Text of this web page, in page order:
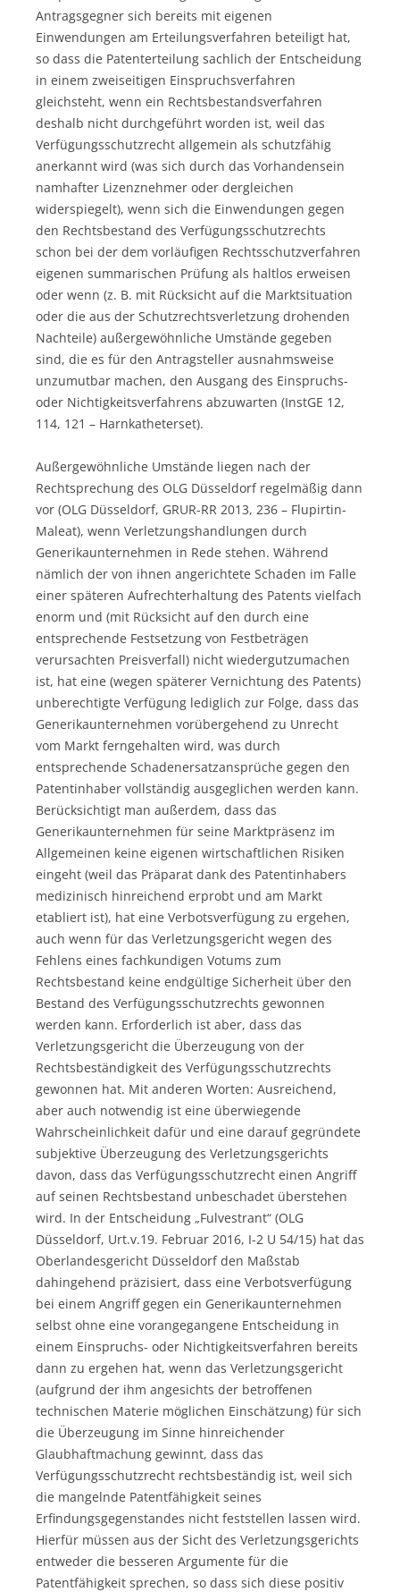
Antragsgegner sich bereits mit eigenen
Einwendungen am Erteilungsverfahren beteiligt hat,
so dass die Patenterteilung sachlich der Entscheidung
in einem zweiseitigen Einspruchsverfahren
gleichsteht, wenn ein Rechtsbestandsverfahren
deshalb nicht durchgeführt worden ist, weil das
Verfügungsschutzrecht allgemein als schutzfähig
anerkannt wird (was sich durch das Vorhandensein
namhafter Lizenznehmer oder dergleichen
widerspiegelt), wenn sich die Einwendungen gegen
den Rechtsbestand des Verfügungsschutzrechts
schon bei der dem vorläufigen Rechtsschutzverfahren
eigenen summarischen Prüfung als haltlos erweisen
oder wenn (z. B. mit Rücksicht auf die Marktsituation
oder die aus der Schutzrechtsverletzung drohenden
Nachteile) außergewöhnliche Umstände gegeben
sind, die es für den Antragsteller ausnahmsweise
unzumutbar machen, den Ausgang des Einspruchs-
oder Nichtigkeitsverfahrens abzuwarten (InstGE 12,
114, 121 – Harnkatheterset).
Außergewöhnliche Umstände liegen nach der
Rechtsprechung des OLG Düsseldorf regelmäßig dann
vor (OLG Düsseldorf, GRUR-RR 2013, 236 – Flupirtin-
Maleat), wenn Verletzungshandlungen durch
Generikaunternehmen in Rede stehen. Während
nämlich der von ihnen angerichtete Schaden im Falle
einer späteren Aufrechterhaltung des Patents vielfach
enorm und (mit Rücksicht auf den durch eine
entsprechende Festsetzung von Festbeträgen
verursachten Preisverfall) nicht wiedergutzumachen
ist, hat eine (wegen späterer Vernichtung des Patents)
unberechtigte Verfügung lediglich zur Folge, dass das
Generikaunternehmen vorübergehend zu Unrecht
vom Markt ferngehalten wird, was durch
entsprechende Schadenersatzansprüche gegen den
Patentinhaber vollständig ausgeglichen werden kann.
Berücksichtigt man außerdem, dass das
Generikaunternehmen für seine Marktpräsenz im
Allgemeinen keine eigenen wirtschaftlichen Risiken
eingeht (weil das Präparat dank des Patentinhabers
medizinisch hinreichend erprobt und am Markt
etabliert ist), hat eine Verbotsverfügung zu ergehen,
auch wenn für das Verletzungsgericht wegen des
Fehlens eines fachkundigen Votums zum
Rechtsbestand keine endgültige Sicherheit über den
Bestand des Verfügungsschutzrechts gewonnen
werden kann. Erforderlich ist aber, dass das
Verletzungsgericht die Überzeugung von der
Rechtsbeständigkeit des Verfügungsschutzrechts
gewonnen hat. Mit anderen Worten: Ausreichend,
aber auch notwendig ist eine überwiegende
Wahrscheinlichkeit dafür und eine darauf gegründete
subjektive Überzeugung des Verletzungsgerichts
davon, dass das Verfügungsschutzrecht einen Angriff
auf seinen Rechtsbestand unbeschadet überstehen
wird. In der Entscheidung „Fulvestrant“ (OLG
Düsseldorf, Urt.v.19. Februar 2016, I-2 U 54/15) hat das
Oberlandesgericht Düsseldorf den Maßstab
dahingehend präzisiert, dass eine Verbotsverfügung
bei einem Angriff gegen ein Generikaunternehmen
selbst ohne eine vorangegangene Entscheidung in
einem Einspruchs- oder Nichtigkeitsverfahren bereits
dann zu ergehen hat, wenn das Verletzungsgericht
(aufgrund der ihm angesichts der betroffenen
technischen Materie möglichen Einschätzung) für sich
die Überzeugung im Sinne hinreichender
Glaubhaftmachung gewinnt, dass das
Verfügungsschutzrecht rechtsbeständig ist, weil sich
die mangelnde Patentfähigkeit seines
Erfindungsgegenstandes nicht feststellen lassen wird.
Hierfür müssen aus der Sicht des Verletzungsgerichts
entweder die besseren Argumente für die
Patentfähigkeit sprechen, so dass sich diese positiv